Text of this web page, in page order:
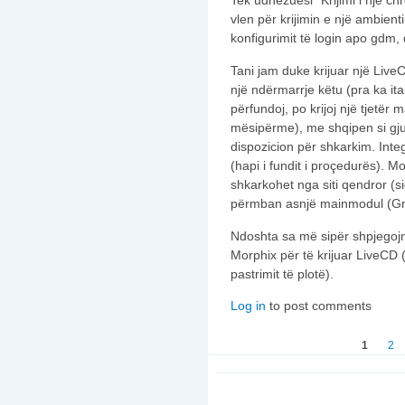
vlen për krijimin e një
konfigurimit të login apo
Tani jam duke krijuar një
një ndërmarrje këtu (pra ka
përfundoj, po krijoj një tjetër
mësipërme), me shqipen si
dispozicion për shkarkim.
(hapi i fundit i proçedurës).
shkarkohet nga siti qendror
përmban asnjë mainmodul
Ndoshta sa më sipër
Morphix për të krijuar LiveCD
pastrimit të plotë).
Log in to post comments
1 2